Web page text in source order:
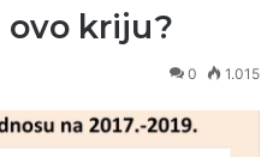
kriju?
0 1.015